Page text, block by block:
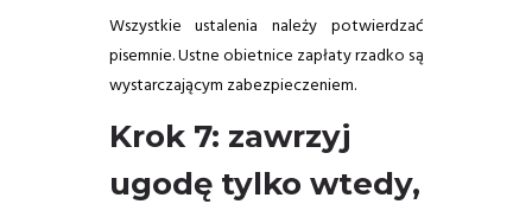
Wszystkie ustalenia należy potwierdzać
pisemnie. Ustne obietnice zapłaty rzadko są
wystarczającym zabezpieczeniem.
Krok 7: zawrzyj
ugodę tylko wtedy,